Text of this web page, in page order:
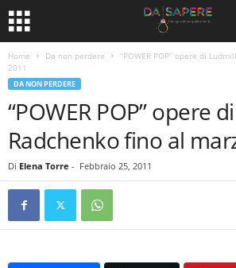
Home Da non perdere
“POWER POP” opere di
2011
DA NON PERDERE
“POWER POP” opere
Radchenko fino al
Di Elena Torre - Febbraio 25, 2011